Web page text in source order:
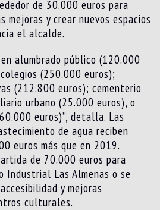
de 30.000 euros para
mejoras y crear nuevos espacios
el alcalde.
alumbrado público (120.000
(250.000 euros);
(212.800 euros); cementerio
urbano (25.000 euros), o
euros)”, detalla. Las
de agua reciben
euros más que en 2019.
de 70.000 euros para
Industrial Las Almenas o se
y mejoras
culturales.